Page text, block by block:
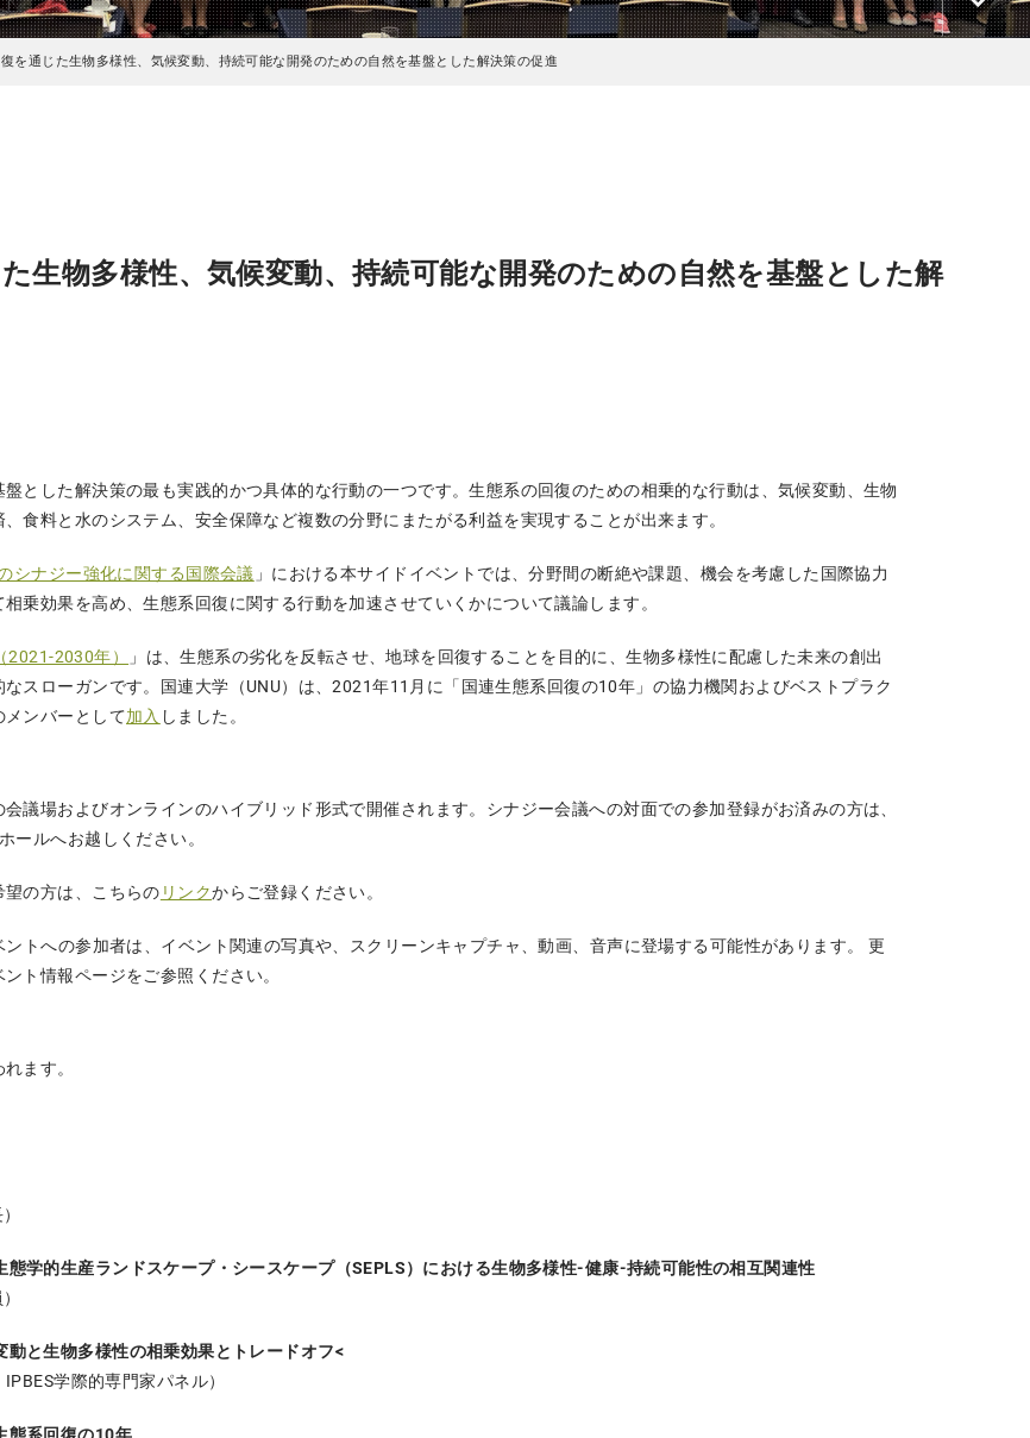
を通じた生物多様性、気候変動、持続可能な開発のための自然を基盤とした解決策の促進
生物多様性、気候変動、持続可能な開発のための自然を基盤とした解
とした解決策の最も実践的かつ具体的な行動の一つです。生態系の回復のための相乗的な行動は、気候変動、生物
食料と水のシステム、安全保障など複数の分野にまたがる利益を実現することが出来ます。
シナジー強化に関する国際会議 」における本サイドイベントでは、分野間の断絶や課題、機会を考慮した国際協力
乗効果を高め、生態系回復に関する行動を加速させていくかについて議論します。
2030年）
」は、生態系の劣化を反転させ、地球を回復することを目的に、生物多様性に配慮した未来の創出
スローガンです。国連大学（UNU）は、2021年11月に「国連生態系回復の10年」の協力機関およびベストプラク
メンバーとして加入 しました。
議場およびオンラインのハイブリッド形式で開催されます。シナジー会議への対面での参加登録がお済みの方は、
ールへお越しください。
の方は、こちらの リンクからご登録ください。
ントへの参加者は、イベント関連の写真や、スクリーンキャプチャ、動画、音声に登場する可能性があります。 更
ント情報ページをご参照ください。
ます。
学的生産ランドスケープ・シースケープ（SEPLS）における生物多様性-健康-持続可能性の相互関連性
と生物多様性の相乗効果とトレードオフ<
学際的専門家パネル）